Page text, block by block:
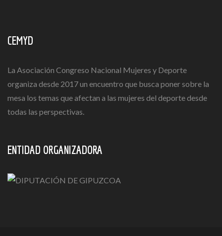
CEMYD
La Asociación Congreso Nacional Mujeres y Deporte
organiza desde 2017 un encuentro que busca poner sobre la
mesa los temas que afectan a las mujeres del deporte desde
todas las perspectivas.
ENTIDAD ORGANIZADORA